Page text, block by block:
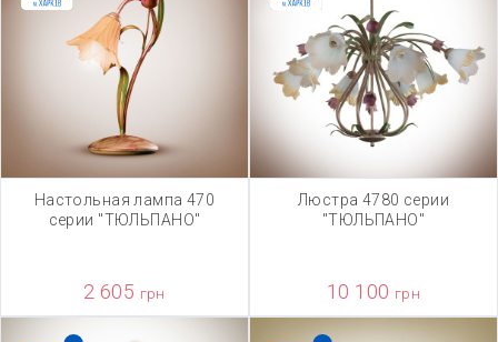
Настольная лампа 470
серии "ТЮЛЬПАНО"
2 605 грн
Люстра 4780 серии
"ТЮЛЬПАНО"
10 100 грн